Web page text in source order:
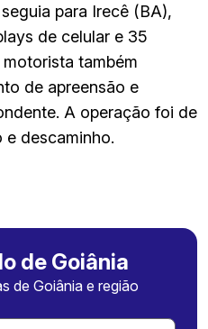
para Irecê (BA),
de celular e 35
também
de apreensão e
A operação foi de
descaminho.
de Goiânia
de Goiânia e região